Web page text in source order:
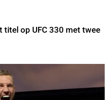
titel op UFC 330 met twee